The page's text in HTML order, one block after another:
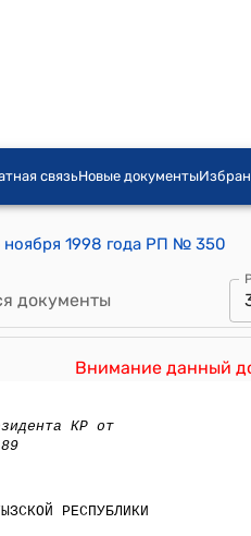
связьНовые документы
ноября 1998 года РП № 350
документы
Внимание данный